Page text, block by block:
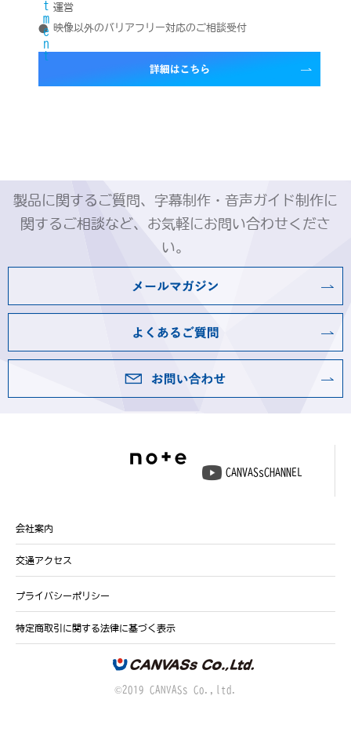
運営
映像以外のバリアフリー対応のご相談受付
製品に関するご質問、字幕制作・音声ガイド制作に
関するご相談など、お気軽にお問い合わせくださ
い。
CANVASsCHANNEL
会社案内
交通アクセス
プライバシーポリシー
特定商取引に関する法律に基づく表示
©2019 CANVASs Co.,ltd.